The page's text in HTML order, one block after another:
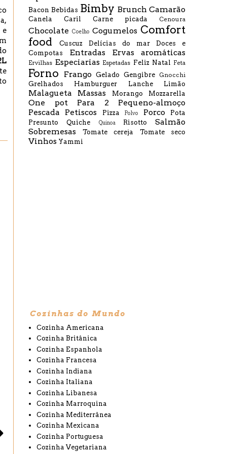
e
Bacon Bebidas Bimby Brunch Camarão
Canela Caril Carne picada Cenoura
Chocolate Coelho Cogumelos Comfort
food
Cuscuz Delícias do mar
Doces e
Compotas
Entradas Ervas aromáticas
Ervilhas Especiarias Espetadas Feliz Natal Feta
Forno Frango Gelado Gengibre Gnocchi
Grelhados Hamburguer Lanche Limão
Malagueta Massas Morango Mozzarella
One pot Para 2
Pequeno-almoço
Pescada
Petiscos Pizza Polvo Porco
Pota
Presunto
Quiche Quinoa Risotto
Salmão
Sobremesas
Tomate cereja Tomate seco
Vinhos Yammi
Cozinhas do Mundo
Cozinha Americana
Cozinha Britânica
Cozinha Espanhola
Cozinha Francesa
Cozinha Indiana
Cozinha Italiana
Cozinha Libanesa
Cozinha Marroquina
Cozinha Mediterrânea
Cozinha Mexicana
Cozinha Portuguesa
Cozinha Vegetariana